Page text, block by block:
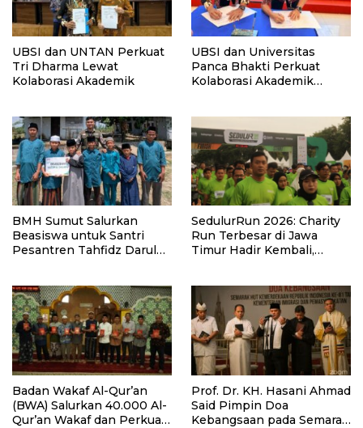
UBSI dan UNTAN Perkuat
Tri Dharma Lewat
Kolaborasi Akademik
UBSI dan Universitas
Panca Bhakti Perkuat
Kolaborasi Akademik
BMH Sumut Salurkan
Beasiswa untuk Santri
Pesantren Tahfidz Darul
SedulurRun 2026: Charity
Run Terbesar di Jawa
Timur Hadir Kembali,
Santri dan Guru Honorer
Badan Wakaf Al-Qur’an
(BWA) Salurkan 40.000 Al-
Qur’an Wakaf dan Perkuat
Prof. Dr. KH. Hasani Ahmad
Said Pimpin Doa
Kebangsaan pada Semarak